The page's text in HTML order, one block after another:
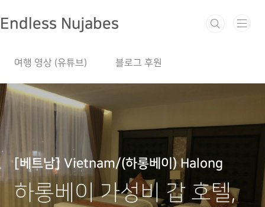
Endless Nujabes
여행 영상 (유튜브) 블로그 후원
[베트남] Vietnam/(하롱베이) Halong
하롱베이 가성비 갑 호텔,